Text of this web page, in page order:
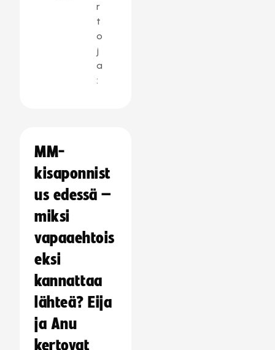
r
t
o
j
a
:
MM-
kisaponnist
us edessä –
miksi
vapaaehtois
eksi
kannattaa
lähteä? Eija
ja Anu
kertovat